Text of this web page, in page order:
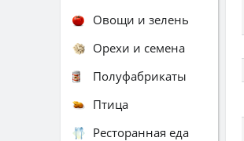
Овощи и зелень
Орехи и семена
Полуфабрикаты
Птица
Ресторанная еда